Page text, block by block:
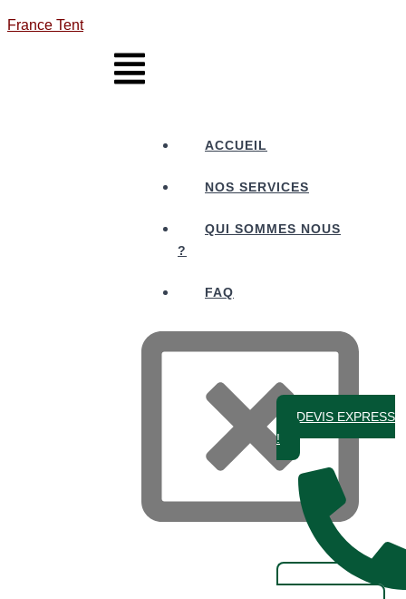
France Tent
ACCUEIL
NOS SERVICES
QUI SOMMES NOUS
?
FAQ
DEVIS EXPRESS
!